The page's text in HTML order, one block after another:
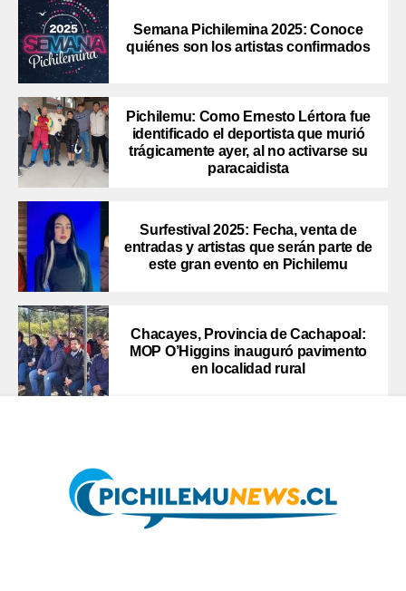
Semana Pichilemina 2025: Conoce
quiénes son los artistas confirmados
Pichilemu: Como Ernesto Lértora fue
identificado el deportista que murió
trágicamente ayer, al no activarse su
paracaidista
Surfestival 2025: Fecha, venta de
entradas y artistas que serán parte de
este gran evento en Pichilemu
Chacayes, Provincia de Cachapoal:
MOP O’Higgins inauguró pavimento
en localidad rural